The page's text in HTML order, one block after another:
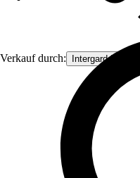
Verkauf durch: Intergard Import